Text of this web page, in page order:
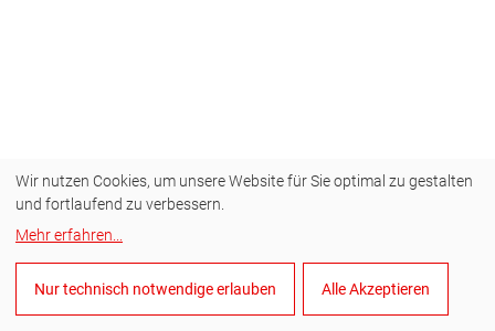
Wir nutzen Cookies, um unsere Website für Sie optimal zu gestalten
und fortlaufend zu verbessern.
Mehr erfahren
Nur technisch notwendige erlauben Alle Akzeptieren